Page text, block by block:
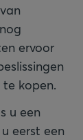
ervoor
kopen.
u een
eerst een